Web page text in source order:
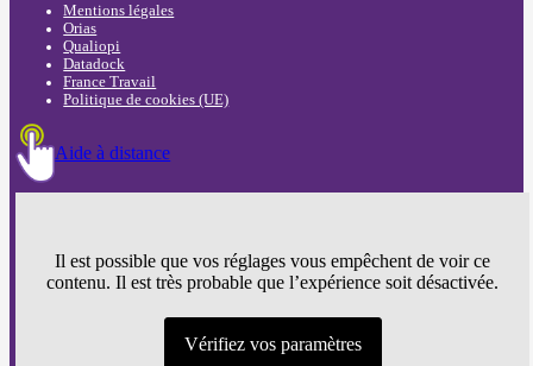
Mentions légales
Orias
Qualiopi
Datadock
France Travail
Politique de cookies (UE)
Aide à distance
Il est possible que vos réglages vous empêchent de voir ce
contenu. Il est très probable que l’expérience soit désactivée.
Vérifiez vos paramètres